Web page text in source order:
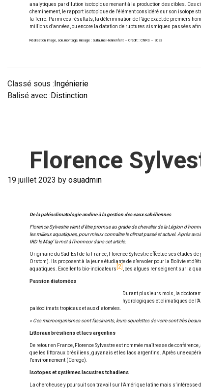
analytiques par dilution isotopique menant à la production des cibles. Ces
cheminement, le rapport isotopique de l’élément considéré sur son
la Terre. Parmi ces résultats, la détermination de l’âge exact de premiers
millions d’années, ou encore la datation de ruptures sismiques passées
Réalisation, image, son, montage, mixage : Guillaume Hennenfent – Crédit : CNRS – 2023
Classé sous :Ingénierie
Balisé avec :Distinction
Florence
19 juillet 2023 by osuadmin
De la paléoclimatologie andine à la gestion des eaux sahéliennes
Florence Sylvestre vient d’être promue au grade de chevalier de la Légion
les milieux aquatiques, pour mieux connaître le climat passé et actuel. Après
IRD le Mag’la met à l’honneur dans cet article.
Originaire du Sud-Est de la France, Florence Sylvestre effectue ses études
Orstom). Ils proposent à la jeune étudiante de s’envoler pour la Bolivie et
aquatiques. Excellents bio-indicateurs 2 , ces algues renseignent sur la
Passion diatomées
Durant plusieurs mois, la
hydrologiques et climatiques de
paléoclimats tropicaux et aux diatomées.
« Ces microorganismes sont fascinants, leurs squelettes de verre sont très
Littoraux brésiliens et lacs argentins
De retour en France, Florence Sylvestre est nommée maîtresse de
que les littoraux brésiliens, guyanais et les lacs argentins. Après une
l’environnement (Cerege).
Isotopes et systèmes lacustres tchadiens
La chercheuse y poursuit son travail sur l’Amérique latine mais